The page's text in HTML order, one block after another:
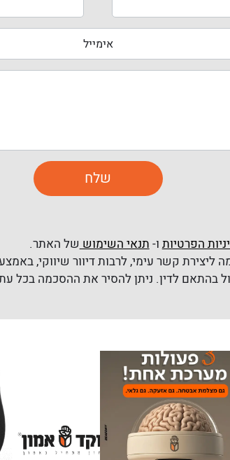
הפרטיותו-תנאי השימוששל האתר.
קשר עימי, לרבות דיוור שיווקי,